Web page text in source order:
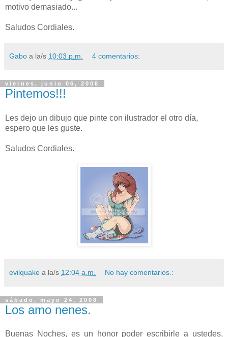
motivo demasiado...
Saludos Cordiales.
Gabo a la/s 10:03 p.m. 4 comentarios:
viernes, junio 06, 2008
Pintemos!!!
Les dejo un dibujo que pinte con ilustrador el otro día,
espero que les guste.
Saludos Cordiales.
evilquake a la/s 12:04 a.m. No hay comentarios.:
sábado, mayo 24, 2008
Los amo nenes.
Buenas Noches, es un honor poder escribirle a ustedes,